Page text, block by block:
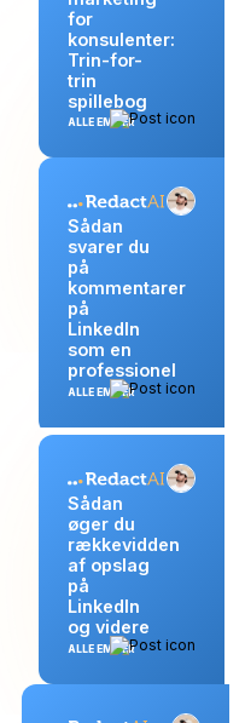
for
konsulenter:
Trin-for-
trin
spillebog
ALLE EMNER
Sådan
svarer du
på
kommentarer
på
LinkedIn
som en
professionel
ALLE EMNER
Sådan
øger du
rækkevidden
af opslag
på
LinkedIn
og videre
ALLE EMNER